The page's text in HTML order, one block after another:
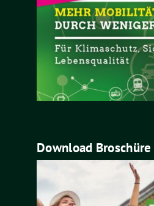
Download Broschüre